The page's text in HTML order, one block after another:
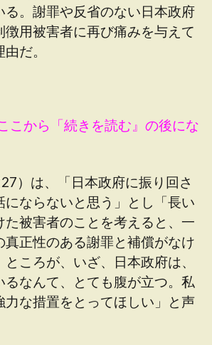
る。謝罪や反省のない日本政府
徴用被害者に再び痛みを与えて
だ。
こから「続きを読む』の後にな
）は、「日本政府に振り回さ
にならないと思う」とし「長い
た被害者のことを考えると、一
真正性のある謝罪と補償がなけ
ころが、いざ、日本政府は、
るなんて、とても腹が立つ。私
力な措置をとってほしい」と声